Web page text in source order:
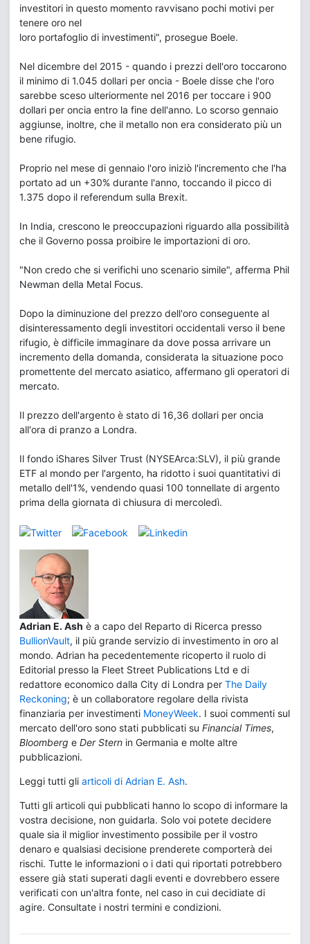
investitori in questo momento ravvisano pochi motivi per
tenere oro nel
loro portafoglio di investimenti", prosegue Boele.
Nel dicembre del 2015 - quando i prezzi dell'oro toccarono
il minimo di 1.045 dollari per oncia - Boele disse che l'oro
sarebbe sceso ulteriormente nel 2016 per toccare i 900
dollari per oncia entro la fine dell'anno. Lo scorso gennaio
aggiunse, inoltre, che il metallo non era considerato più un
bene rifugio.
Proprio nel mese di gennaio l'oro iniziò l'incremento che l'ha
portato ad un +30% durante l'anno, toccando il picco di
1.375 dopo il referendum sulla Brexit.
In India, crescono le preoccupazioni riguardo alla possibilità
che il Governo possa proibire le importazioni di oro.
"Non credo che si verifichi uno scenario simile", afferma Phil
Newman della Metal Focus.
Dopo la diminuzione del prezzo dell'oro conseguente al
disinteressamento degli investitori occidentali verso il bene
rifugio, è difficile immaginare da dove possa arrivare un
incremento della domanda, considerata la situazione poco
promettente del mercato asiatico, affermano gli operatori di
mercato.
Il prezzo dell'argento è stato di 16,36 dollari per oncia
all'ora di pranzo a Londra.
Il fondo iShares Silver Trust (NYSEArca:SLV), il più grande
ETF al mondo per l'argento, ha ridotto i suoi quantitativi di
metallo dell'1%, vendendo quasi 100 tonnellate di argento
prima della giornata di chiusura di mercoledì.
Adrian E. Ash è a capo del Reparto di Ricerca presso
BullionVault, il più grande servizio di investimento in oro al
mondo. Adrian ha pecedentemente ricoperto il ruolo di
Editorial presso la Fleet Street Publications Ltd e di
redattore economico dalla City di Londra per The Daily
Reckoning; è un collaboratore regolare della rivista
finanziaria per investimenti MoneyWeek. I suoi commenti sul
mercato dell'oro sono stati pubblicati su Financial Times,
Bloomberg e Der Stern in Germania e molte altre
pubblicazioni.
Leggi tutti gli articoli di Adrian E. Ash.
Tutti gli articoli qui pubblicati hanno lo scopo di informare la
vostra decisione, non guidarla. Solo voi potete decidere
quale sia il miglior investimento possibile per il vostro
denaro e qualsiasi decisione prenderete comporterà dei
rischi. Tutte le informazioni o i dati qui riportati potrebbero
essere già stati superati dagli eventi e dovrebbero essere
verificati con un'altra fonte, nel caso in cui decidiate di
agire. Consultate i nostri termini e condizioni.